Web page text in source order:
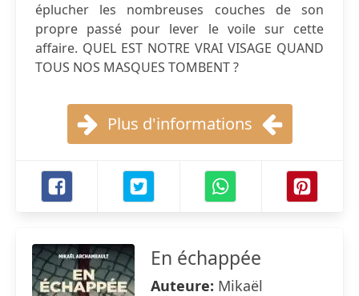
éplucher les nombreuses couches de son
propre passé pour lever le voile sur cette
affaire. QUEL EST NOTRE VRAI VISAGE QUAND
TOUS NOS MASQUES TOMBENT ?
Plus d'informations
En échappée
Auteure: Mikaël